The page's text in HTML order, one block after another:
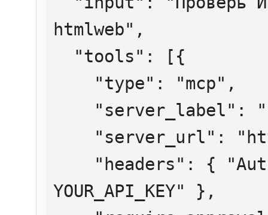
htmlweb",
YOUR_API_KEY" },